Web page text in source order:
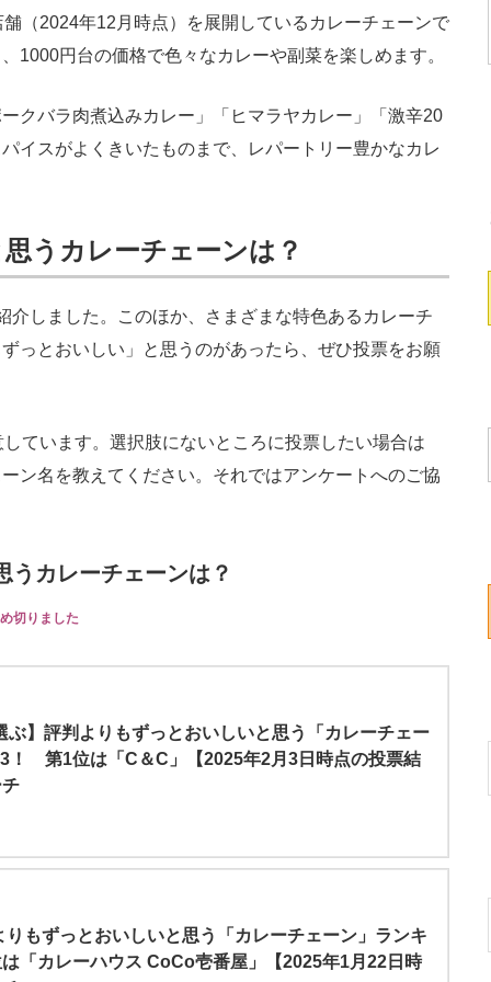
（2024年12月時点）を展開しているカレーチェーンで
1000円台の価格で色々なカレーや副菜を楽しめます。
クバラ肉煮込みカレー」「ヒマラヤカレー」「激辛20
イスがよくきいたものまで、レパートリー豊かなカレ
うカレーチェーンは？
しました。このほか、さまざまな特色あるカレーチ
っとおいしい」と思うのがあったら、ぜひ投票をお願
ています。選択肢にないところに投票したい場合は
ン名を教えてください。それではアンケートへのご協
うカレーチェーンは？
切りました
ぶ】評判よりもずっとおいしいと思う「カレーチェー
！ 第1位は「C＆C」【2025年2月3日時点の投票結
りもずっとおいしいと思う「カレーチェーン」ランキ
「カレーハウス CoCo壱番屋」【2025年1月22日時